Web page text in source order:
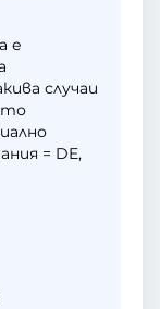
е
случаи
= DE,